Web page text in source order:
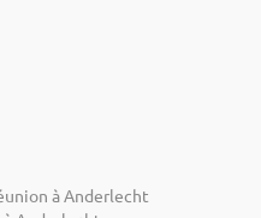
à Anderlecht